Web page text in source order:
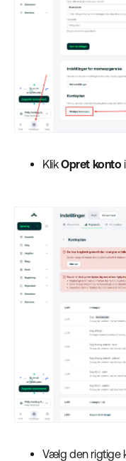
KlikOpret konto
Vælg den rigtige